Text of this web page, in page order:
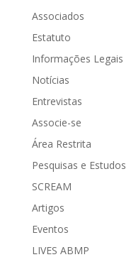
Associados
Estatuto
Informações Legais
Notícias
Entrevistas
Associe-se
Área Restrita
Pesquisas e Estudos
SCREAM
Artigos
Eventos
LIVES ABMP